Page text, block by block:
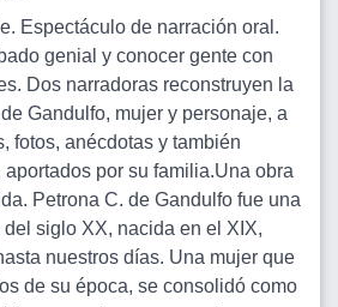
Espectáculo de narración oral.
genial y conocer gente con
Dos narradoras reconstruyen la
Gandulfo, mujer y personaje, a
fotos, anécdotas y también
por su familia.Una obra
Petrona C. de Gandulfo fue una
siglo XX, nacida en el XIX,
nuestros días. Una mujer que
de su época, se consolidó como